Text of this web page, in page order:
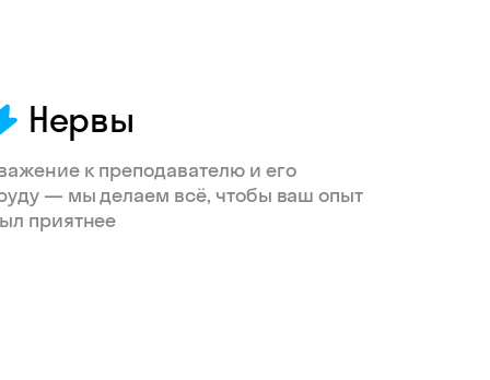
Нервы
к преподавателю и его
— мы делаем всё, чтобы ваш опыт
приятнее